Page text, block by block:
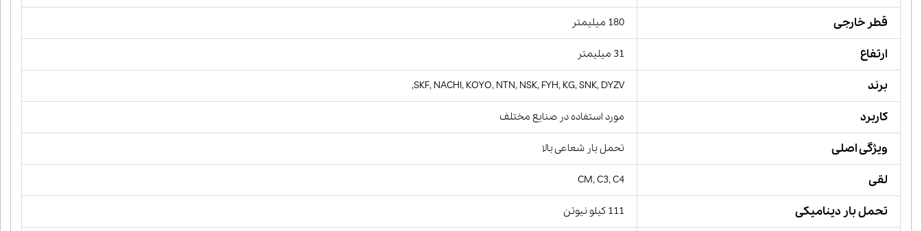
قطر خارجی 180 میلیمتر
ارتفاع 31 میلیمتر
برند SKF, NACHI, KOYO, NTN, NSK, FYH, KG, SNK, DYZV,
کاربرد مورد استفاده در صنایع مختلف
ویژگی اصلی تحمل بار شعاعی بالا
لقی CM, C3, C4
تحمل بار دینامیکی 111 کیلو نیوتن